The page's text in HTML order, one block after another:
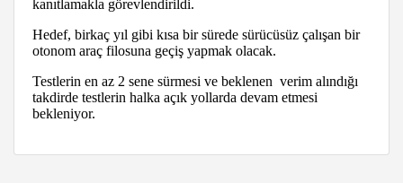
kanıtlamakla görevlendirildi.
Hedef, birkaç yıl gibi kısa bir sürede sürücüsüz çalışan bir
otonom araç filosuna geçiş yapmak olacak.
Testlerin en az 2 sene sürmesi ve beklenen verim alındığı
takdirde testlerin halka açık yollarda devam etmesi
bekleniyor.